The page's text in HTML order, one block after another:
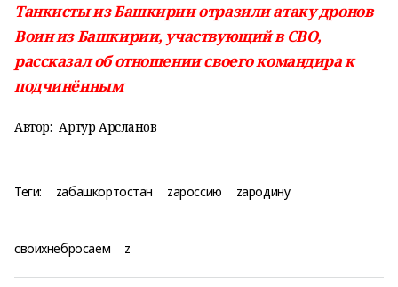
Танкисты из Башкирии отразили атаку дронов
Воин из Башкирии, участвующий в СВО,
рассказал об отношении своего командира к
подчинённым
Автор: Артур Арсланов
Теги: zабашкортостан zароссию zародину
своихнебросаем z